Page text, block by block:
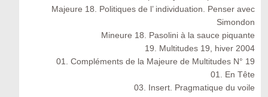
Majeure 18. Politiques de l’ individuation. Penser avec
Simondon
Mineure 18. Pasolini à la sauce piquante
19. Multitudes 19, hiver 2004
01. Compléments de la Majeure de Multitudes N° 19
01. En Tête
03. Insert. Pragmatique du voile